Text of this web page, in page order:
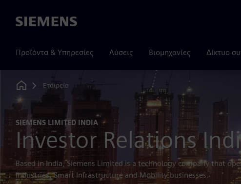
Siemens
Προϊόντα & Υπηρεσίες Λύσεις Βιομηχανίες Δίκτυο
Home
Εταιρεία
SIEMENS LIMITED INDIA
Investor Relations
Based in India, Siemens Limited is a technology company that
Industries, Smart Infrastructure and Mobility businesses.